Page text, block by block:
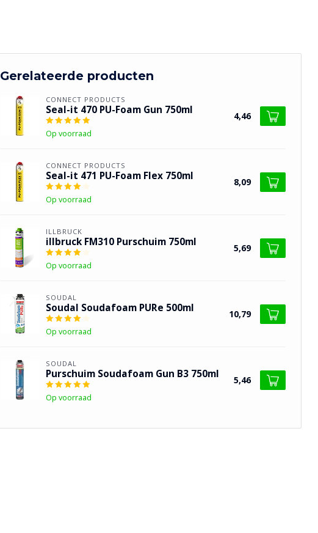
Gerelateerde producten
CONNECT PRODUCTS
Seal-it 470 PU-Foam Gun 750ml
Op voorraad
4,46
CONNECT PRODUCTS
Seal-it 471 PU-Foam Flex 750ml
Op voorraad
8,09
ILLBRUCK
illbruck FM310 Purschuim 750ml
Op voorraad
5,69
SOUDAL
Soudal Soudafoam PURe 500ml
Op voorraad
10,79
SOUDAL
Purschuim Soudafoam Gun B3 750ml
Op voorraad
5,46